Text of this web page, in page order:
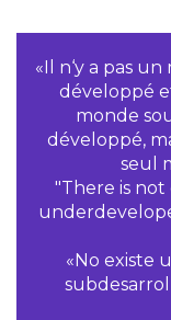
«Il n‘y a pas
développé
monde
développé,
seul
"There is
«No existe